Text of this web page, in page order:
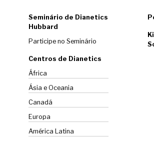
Seminário de Dianetics
Hubbard
Participe no Seminário
Centros de Dianetics
África
Ásia e Oceania
Canadá
Europa
América Latina